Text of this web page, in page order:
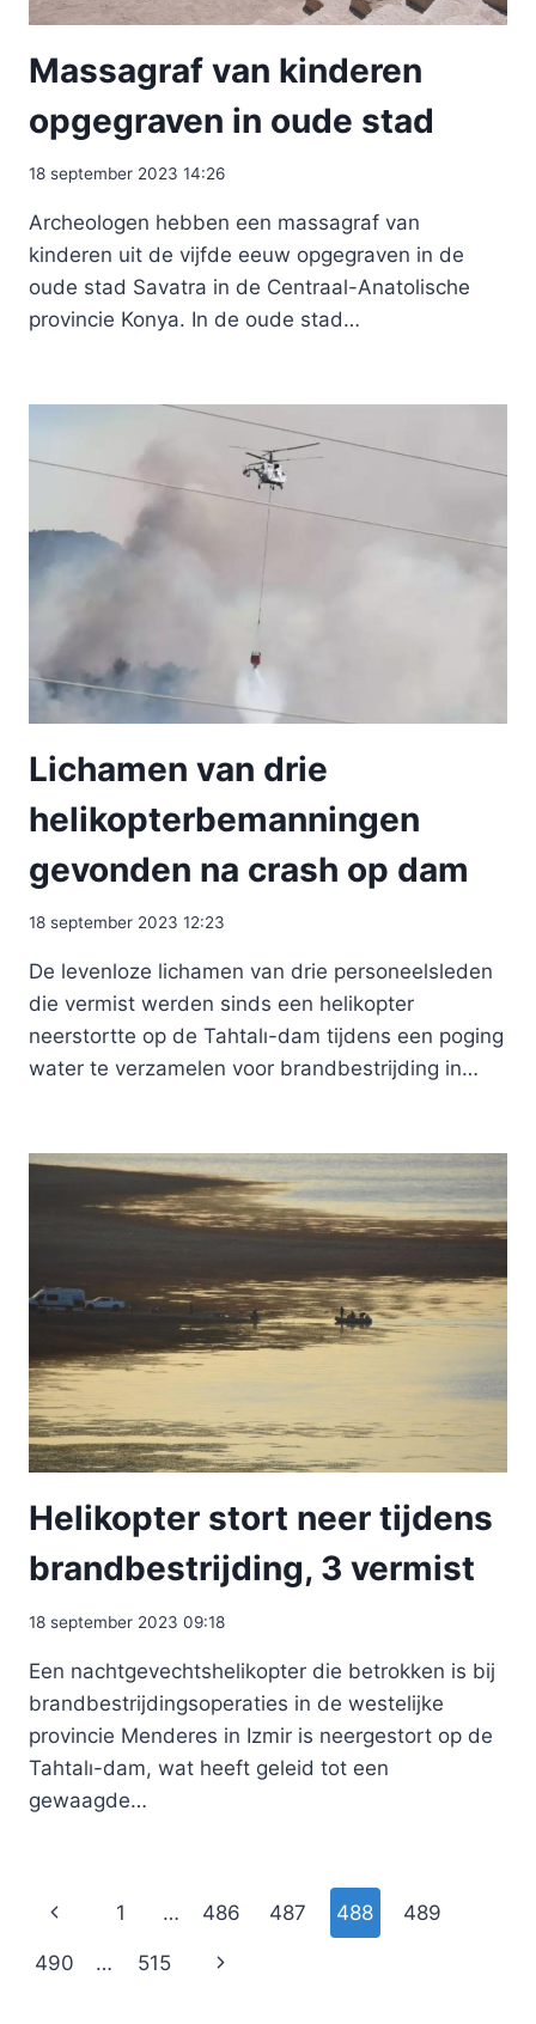
Massagraf van kinderen
opgegraven in oude stad
18 september 2023 14:26
Archeologen hebben een massagraf van
kinderen uit de vijfde eeuw opgegraven in de
oude stad Savatra in de Centraal-Anatolische
provincie Konya. In de oude stad…
Lichamen van drie
helikopterbemanningen
gevonden na crash op dam
18 september 2023 12:23
De levenloze lichamen van drie personeelsleden
die vermist werden sinds een helikopter
neerstortte op de Tahtalı-dam tijdens een poging
water te verzamelen voor brandbestrijding in…
Helikopter stort neer tijdens
brandbestrijding, 3 vermist
18 september 2023 09:18
Een nachtgevechtshelikopter die betrokken is bij
brandbestrijdingsoperaties in de westelijke
provincie Menderes in Izmir is neergestort op de
Tahtalı-dam, wat heeft geleid tot een
gewaagde…
Paginanavigatie
Vorige
pagina
1 … 486 487 488 489
490 … 515
Volgende